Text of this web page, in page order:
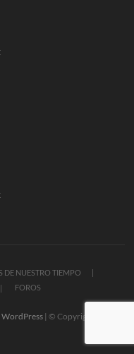
DE NUESTRO TIEMPO
FOROS
WordPress | © Copyright All